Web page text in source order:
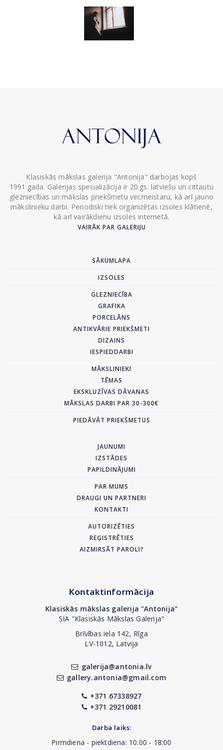
Klasiskās mākslas galerija "Antonija" darbojas kopš
1991.gada. Galerijas specializācija ir 20.gs. latviešu un cittautu
glezniecības un mākslas priekšmetu vecmeistaru, kā arī jauno
mākslinieku darbi. Periodiski tiek organizētas izsoles klātienē,
kā arī vairākdienu izsoles internetā.
VAIRĀK PAR GALERIJU
SĀKUMLAPA
IZSOLES
GLEZNIECĪBA
GRAFIKA
PORCELĀNS
ANTIKVĀRIE PRIEKŠMETI
DIZAINS
IESPIEDDARBI
MĀKSLINIEKI
TĒMAS
EKSKLUZĪVAS DĀVANAS
MĀKSLAS DARBI PAR 30-300€
PIEDĀVĀT PRIEKŠMETUS
JAUNUMI
IZSTĀDES
PAPILDINĀJUMI
PAR MUMS
DRAUGI UN PARTNERI
KONTAKTI
AUTORIZĒTIES
REĢISTRĒTIES
AIZMIRSĀT PAROLI?
Kontaktinformācija
Klasiskās mākslas galerija "Antonija"
SIA "Klasiskās Mākslas Galerija"
Brīvības iela 142, Rīga
LV-1012, Latvija
galerija@antonia.lv
gallery.antonia@gmail.com
+371 67338927
+371 29210081
Darba laiks:
Pirmdiena - piektdiena: 10:00 - 18:00